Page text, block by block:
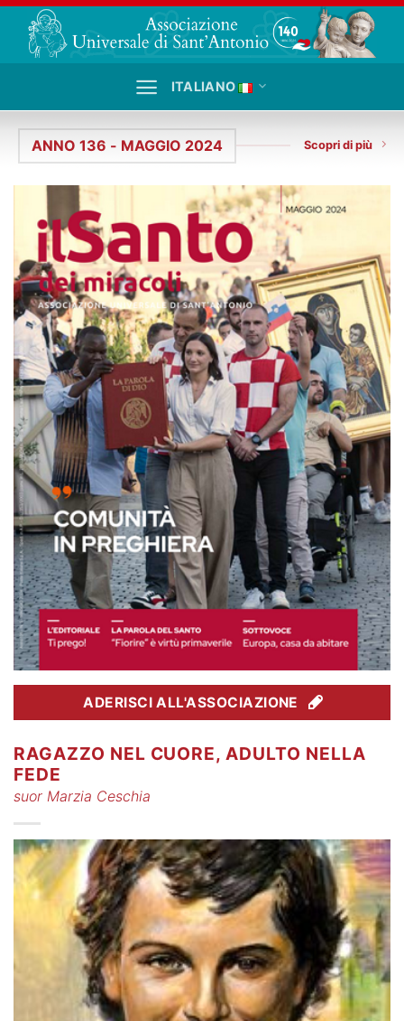
Salta
contenuti
ITALIANO
ANNO 136 - MAGGIO 2024 Scopri di più
ADERISCI ALL'ASSOCIAZIONE
RAGAZZO NEL CUORE, ADULTO NELLA
FEDE
suor Marzia Ceschia